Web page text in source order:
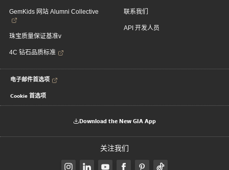
GemKids 网站 Alumni Collective
珠宝质量保证基准v
4C 钻石品质标准
联系我们
API 开发人员
电子邮件首选项
Cookie 首选项
Download the New GIA App
关注我们